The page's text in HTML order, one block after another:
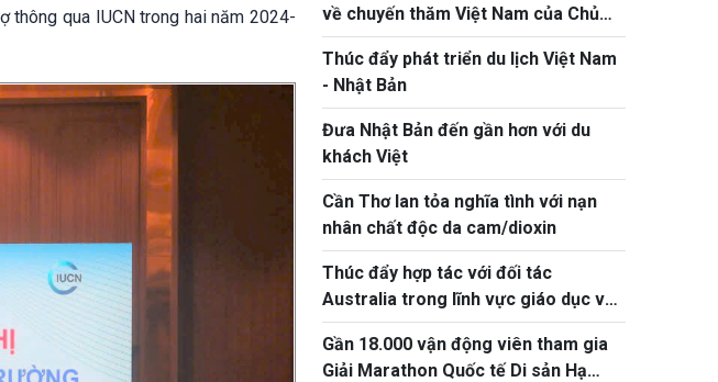
thông qua IUCN trong hai năm 2024-
về chuyến thăm Việt Nam của Chủ
tịch Quốc hội Khuon Sudary
Thúc đẩy phát triển du lịch Việt Nam
- Nhật Bản
Đưa Nhật Bản đến gần hơn với du
khách Việt
Cần Thơ lan tỏa nghĩa tình với nạn
nhân chất độc da cam/dioxin
Thúc đẩy hợp tác với đối tác
Australia trong lĩnh vực giáo dục và
ứng phó biến đổi khí hậu
Gần 18.000 vận động viên tham gia
Giải Marathon Quốc tế Di sản Hạ